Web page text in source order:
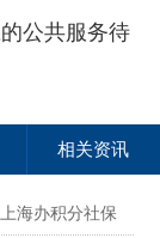
公共服务待
相关资讯
海办积分社保